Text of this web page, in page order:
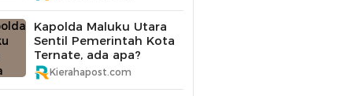
Kapolda Maluku Utara
Sentil Pemerintah Kota
Ternate, ada apa?
Kierahapost.com